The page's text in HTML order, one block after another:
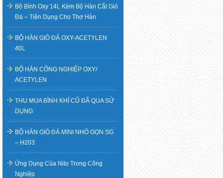
bài
viết
Bộ Bình Oxy 14L Kèm Bộ Hàn Cắt Gió
Đá – Tiện Dụng Cho Thợ Hàn
BỘ HÀN GIÓ ĐÁ OXY-ACETYLEN
40L
BỘ HÀN CÔNG NGHIỆP OXY/
ACETYLEN
THU MUA BÌNH KHÍ CŨ ĐÃ QUA SỬ
DỤNG
BỘ HÀN GIÓ ĐÁ MINI NHỎ GỌN SG
– H203
Ứng Dụng Của Nito Trong Công
Nghiệp